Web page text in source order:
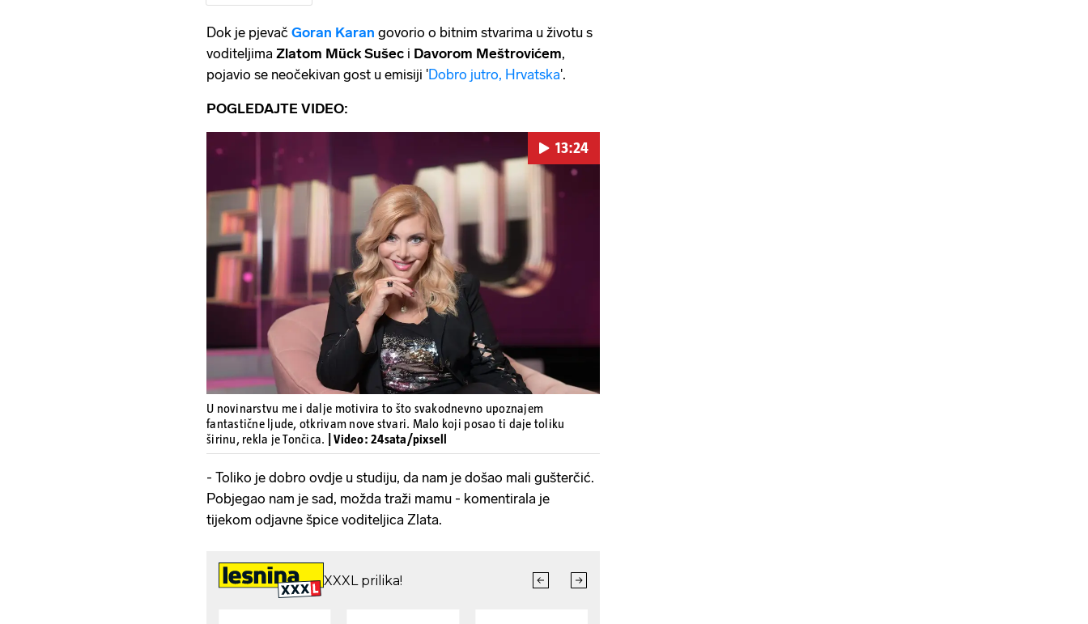
Dok je pjevač Goran Karan govorio o bitnim stvarima u životu s
voditeljima Zlatom Mück Sušec i Davorom Meštrovićem,
pojavio se neočekivan gost u emisiji 'Dobro jutro, Hrvatska'.
POGLEDAJTE VIDEO:
Pokretanje videa...
13:24
U novinarstvu me i dalje motivira to što svakodnevno upoznajem
fantastične ljude, otkrivam nove stvari. Malo koji posao ti daje toliku
širinu, rekla je Tončica.
| Video: 24sata/pixsell
- Toliko je dobro ovdje u studiju, da nam je došao mali gušterčić.
Pobjegao nam je sad, možda traži mamu - komentirala je
tijekom odjavne špice voditeljica Zlata.